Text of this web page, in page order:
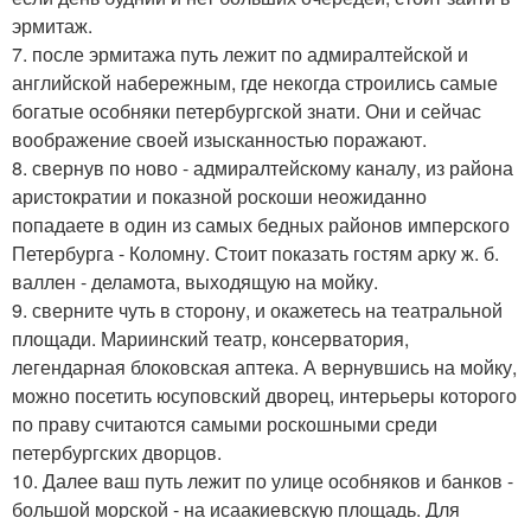
эрмитаж.
7. после эрмитажа путь лежит по адмиралтейской и
английской набережным, где некогда строились самые
богатые особняки петербургской знати. Они и сейчас
воображение своей изысканностью поражают.
8. свернув по ново - адмиралтейскому каналу, из района
аристократии и показной роскоши неожиданно
попадаете в один из самых бедных районов имперского
Петербурга - Коломну. Стоит показать гостям арку ж. б.
валлен - деламота, выходящую на мойку.
9. сверните чуть в сторону, и окажетесь на театральной
площади. Мариинский театр, консерватория,
легендарная блоковская аптека. А вернувшись на мойку,
можно посетить юсуповский дворец, интерьеры которого
по праву считаются самыми роскошными среди
петербургских дворцов.
10. Далее ваш путь лежит по улице особняков и банков -
большой морской - на исаакиевскую площадь. Для